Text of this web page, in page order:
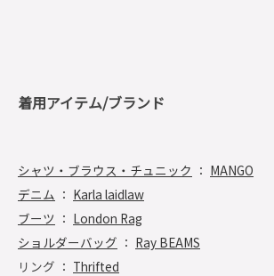
着用アイテム/ブランド
シャツ・ブラウス・チュニック ： MANGO
デニム ： Karla laidlaw
ブーツ ： London Rag
ショルダーバッグ ： Ray BEAMS
リング ： Thrifted